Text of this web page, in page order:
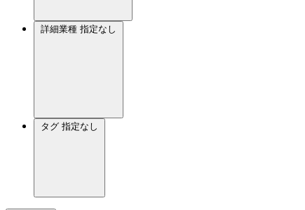
詳細業種 指定なし
タグ 指定なし